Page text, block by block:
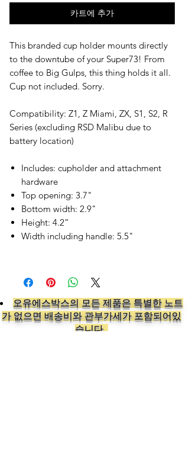
카트에 추가
This branded cup holder mounts directly
to the downtube of your Super73! From
coffee to Big Gulps, this thing holds it all.
Cup not included. Sorry.
Compatibility: Z1, Z Miami, ZX, S1, S2, R
Series (excluding RSD Malibu due to
battery location)
Includes: cupholder and attachment
hardware
Top opening: 3.7"
Bottom width: 2.9"
Height: 4.2”
Width including handle: 5.5"
오유에스박스의 ​모든 제품은 특별한 노트
가 없으면 배송비와 관부가세가 포함되어있
습니다.